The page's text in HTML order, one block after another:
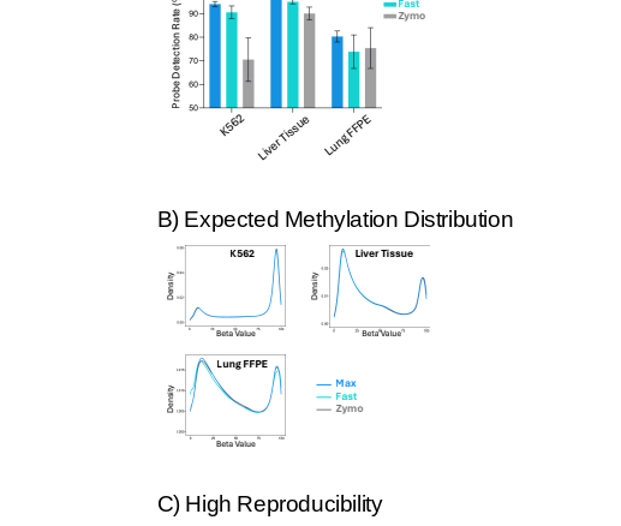
B) Expected Methylation Distribution
C) High Reproducibility